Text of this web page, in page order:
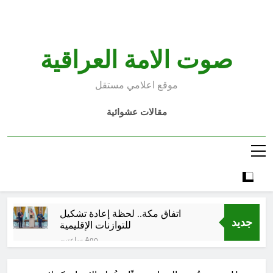
صوت الامة العراقية
موقع اعلامي مستقل
مقالات عشوائية
جديد
اتفاق مكة.. لحظة إعادة تشكيل
للتوازنات الإقليمية
ساعتين Ago